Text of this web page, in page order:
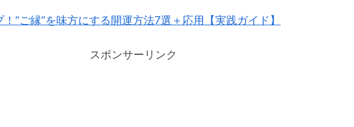
“ご縁”を味方にする開運方法7選＋応用【実践ガイド】
スポンサーリンク